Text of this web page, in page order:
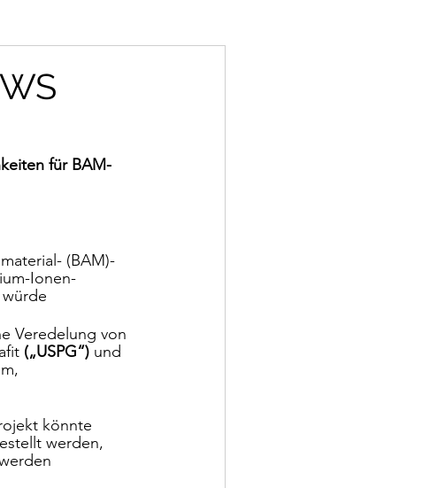
für BAM-
(BAM)-
Ionen-
Veredelung von
(„USPG“) und
könnte
werden,